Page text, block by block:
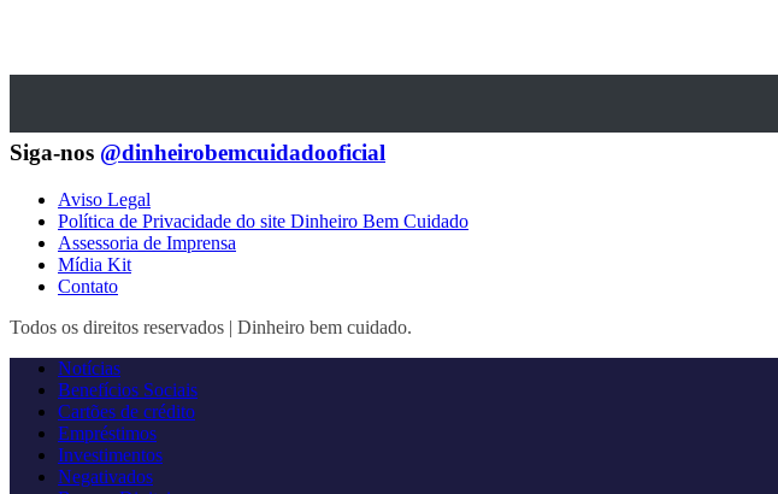
Siga-nos @dinheirobemcuidadooficial
Aviso Legal
Política de Privacidade do site Dinheiro Bem Cuidado
Assessoria de Imprensa
Mídia Kit
Contato
Todos os direitos reservados | Dinheiro bem cuidado.
Notícias
Benefícios Sociais
Cartões de crédito
Empréstimos
Investimentos
Negativados